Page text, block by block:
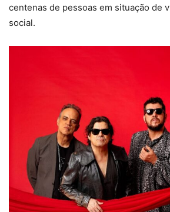
centenas de pessoas em situação de
social.